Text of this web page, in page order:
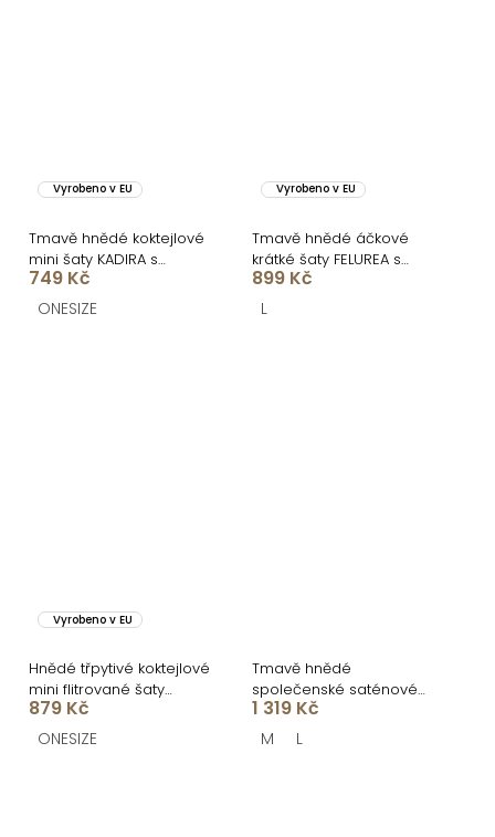
Vyrobeno v EU
Tmavě hnědé koktejlové
mini šaty KADIRA s
průstřihy
749 Kč
ONESIZE
Vyrobeno v EU
Tmavě hnědé áčkové
krátké šaty FELUREA s
páskem
899 Kč
L
Vyrobeno v EU
Hnědé třpytivé koktejlové
mini flitrované šaty
QOREMI
879 Kč
ONESIZE
Tmavě hnědé
společenské saténové
dlouhé šaty ZUNDARA
1 319 Kč
M L